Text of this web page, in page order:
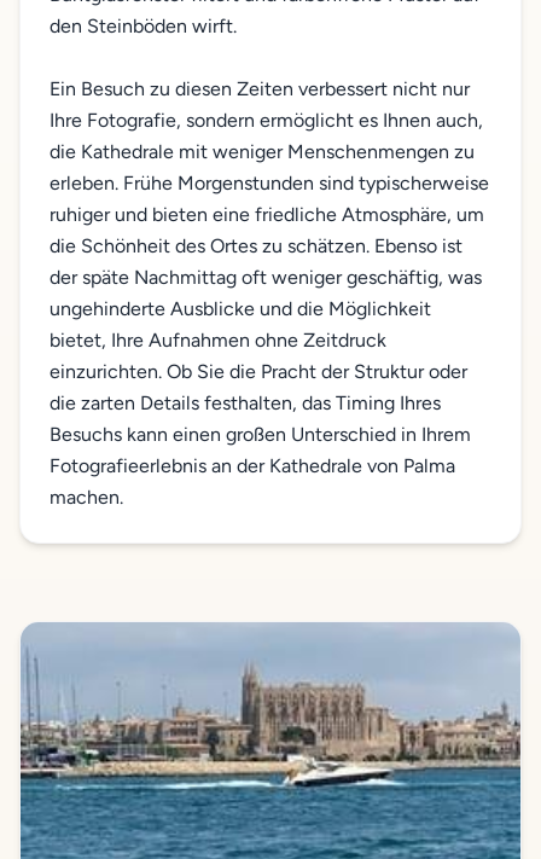
den Steinböden wirft.
Ein Besuch zu diesen Zeiten verbessert nicht nur
Ihre Fotografie, sondern ermöglicht es Ihnen auch,
die Kathedrale mit weniger Menschenmengen zu
erleben. Frühe Morgenstunden sind typischerweise
ruhiger und bieten eine friedliche Atmosphäre, um
die Schönheit des Ortes zu schätzen. Ebenso ist
der späte Nachmittag oft weniger geschäftig, was
ungehinderte Ausblicke und die Möglichkeit
bietet, Ihre Aufnahmen ohne Zeitdruck
einzurichten. Ob Sie die Pracht der Struktur oder
die zarten Details festhalten, das Timing Ihres
Besuchs kann einen großen Unterschied in Ihrem
Fotografieerlebnis an der Kathedrale von Palma
machen.